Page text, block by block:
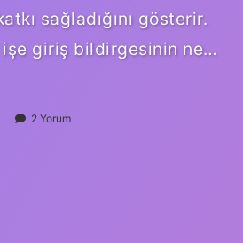
sağladığını gösterir.
işe giriş bildirgesinin ne…
2 Yorum